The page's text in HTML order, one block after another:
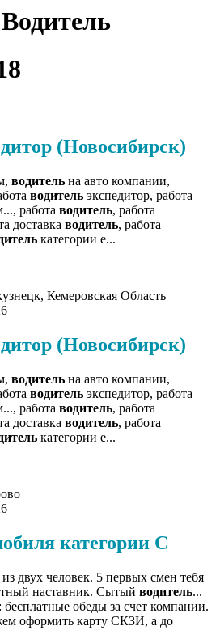
(Новосибирск)
водитель на авто компании,
водитель экспедитор, работа
работа водитель, работа
доставка водитель, работа
категории е...
Кемеровская Область
(Новосибирск)
водитель на авто компании,
водитель экспедитор, работа
работа водитель, работа
доставка водитель, работа
категории е...
категории С
двух человек. 5 первых смен тебя
наставник. Сытый водитель...
: бесплатные обеды за счет компании.
оформить карту СКЗИ, а до